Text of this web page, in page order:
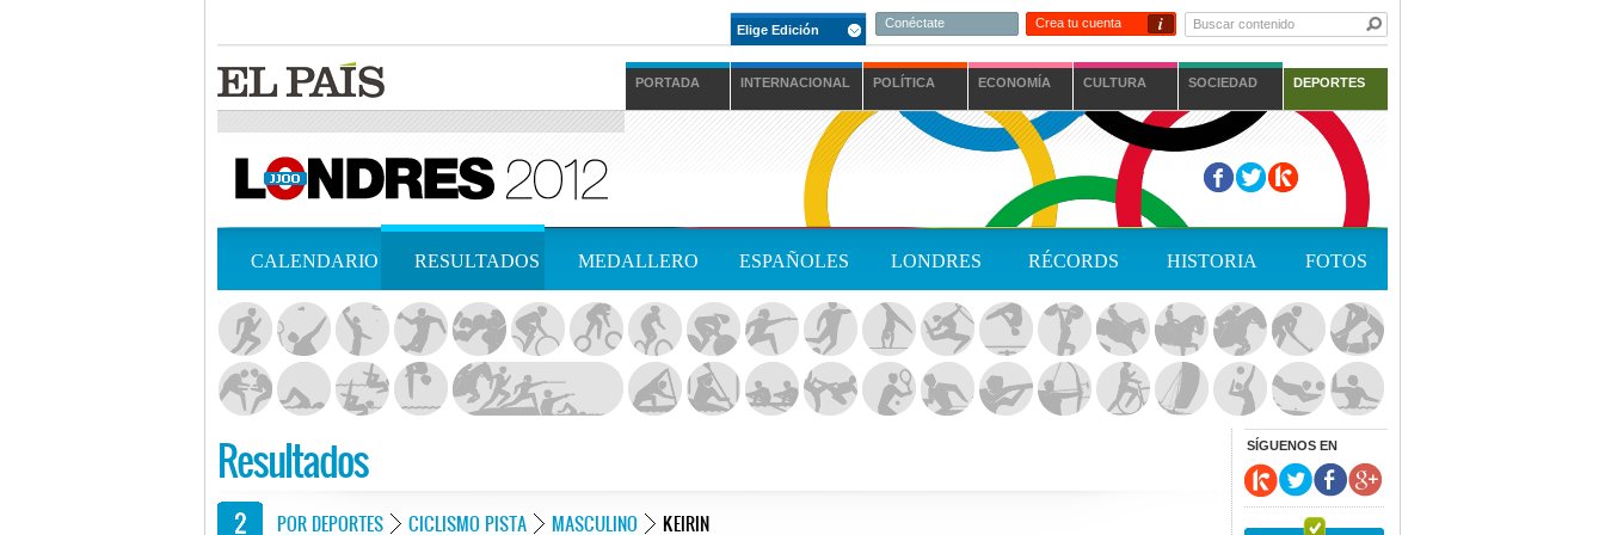
Elige Edición Conéctate Crea tu cuenta i
PORTADA INTERNACIONAL POLÍTICA ECONOMÍA CULTURA SOCIEDAD DEPORTES
CALENDARIO RESULTADOS MEDALLERO ESPAÑOLES LONDRES RÉCORDS HISTORIA FOTOS
Resultados
POR DEPORTES CICLISMO PISTA MASCULINO KEIRIN
SÍGUENOS EN